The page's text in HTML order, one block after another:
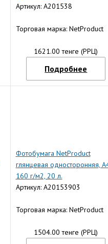
Артикул: A201538
Торговая марка: NetProduct
1621.00 тенге (РРЦ)
Подробнее
Фотобумага NetProduct
глянцевая односторонняя,
160 г/м2, 20 л.
Артикул: A20153903
Торговая марка: NetProduct
1504.00 тенге (РРЦ)